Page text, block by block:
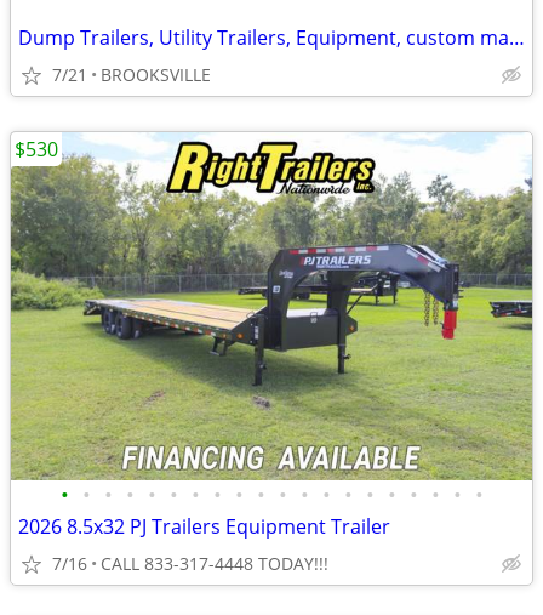
Dump Trailers, Utility Trailers, Equipment, custom made
7/21 BROOKSVILLE
• • • • • • • • • • • • • • • • • • • •
2026 8.5x32 PJ Trailers Equipment Trailer
7/16 CALL 833-317-4448 TODAY!!!
$530